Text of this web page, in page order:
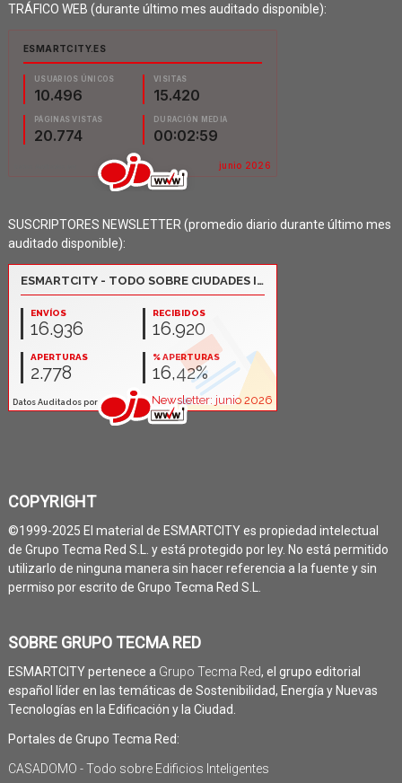
TRÁFICO WEB (durante último mes auditado disponible):
SUSCRIPTORES NEWSLETTER (promedio diario durante último mes
auditado disponible):
COPYRIGHT
©1999-2025 El material de ESMARTCITY es propiedad intelectual
de Grupo Tecma Red S.L. y está protegido por ley. No está permitido
utilizarlo de ninguna manera sin hacer referencia a la fuente y sin
permiso por escrito de Grupo Tecma Red S.L.
SOBRE GRUPO TECMA RED
ESMARTCITY pertenece a Grupo Tecma Red, el grupo editorial
español líder en las temáticas de Sostenibilidad, Energía y Nuevas
Tecnologías en la Edificación y la Ciudad.
Portales de Grupo Tecma Red:
CASADOMO - Todo sobre Edificios Inteligentes